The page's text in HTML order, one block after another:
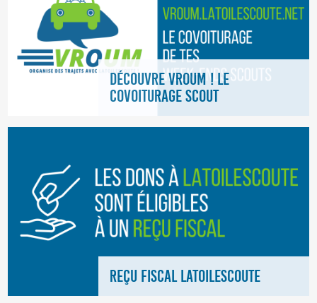
DÉCOUVRE VROUM ! LE
COVOITURAGE SCOUT
REÇU FISCAL LATOILESCOUTE